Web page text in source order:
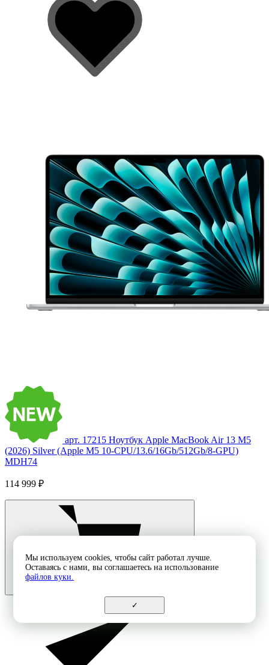
арт. 17215 Ноутбук Apple MacBook Air 13 M5
(2026) Silver (Apple M5 10-CPU/13.6/16Gb/512Gb/8-GPU)
MDH74
114 999 ₽
Мы используем cookies, чтобы сайт работал лучше.
Оставаясь с нами, вы соглашаетесь на использование
файлов куки.
✓